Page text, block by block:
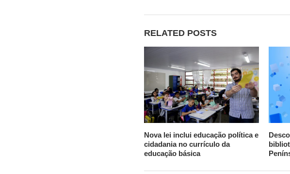
RELATED POSTS
Nova lei inclui educação política e
cidadania no currículo da
educação básica